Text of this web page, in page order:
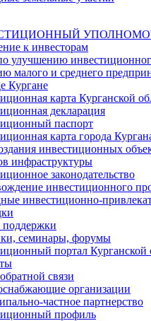
к инвесторам
улучшению
малого и среднего
Кургане
карта Курганской
декларация
паспорт
карта города
инвестиционных
инфраструктуры
законодательство
инвестиционного
инвестиционно-
семинары, форумы
портал Курганской
связи
организации
частное партнерство
профиль